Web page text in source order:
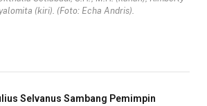
(kiri). (Foto: Echa Andris).
Selvanus Sambang Pemimpin